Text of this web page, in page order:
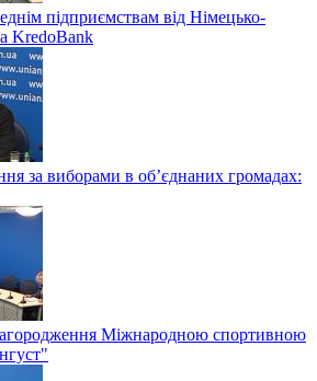
підприємствам від Німецько-
KredoBank
за виборами в об’єднаних громадах:
Міжнародною спортивною